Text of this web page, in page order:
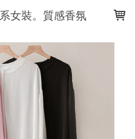
女裝。質感香氛